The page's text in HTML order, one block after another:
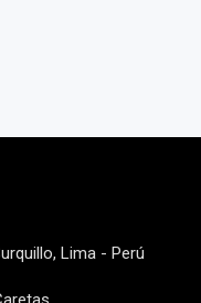
Lima - Perú